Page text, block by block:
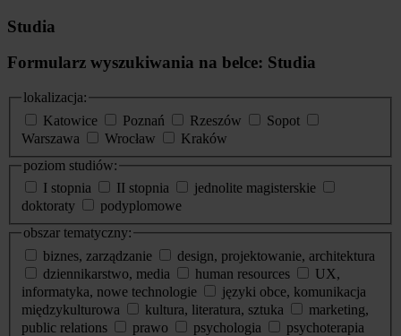
Studia
Formularz wyszukiwania na belce: Studia
lokalizacja:
Katowice
Poznań Rzeszów
Sopot
Warszawa
Wrocław
Kraków
poziom studiów:
I stopnia
II stopnia
jednolite magisterskie
doktoraty
podyplomowe
obszar tematyczny:
biznes, zarządzanie
design, projektowanie, architektura
dziennikarstwo, media
human resources
UX,
informatyka, nowe technologie
języki obce, komunikacja
międzykulturowa
kultura, literatura, sztuka
marketing,
public relations
prawo psychologia
psychoterapia